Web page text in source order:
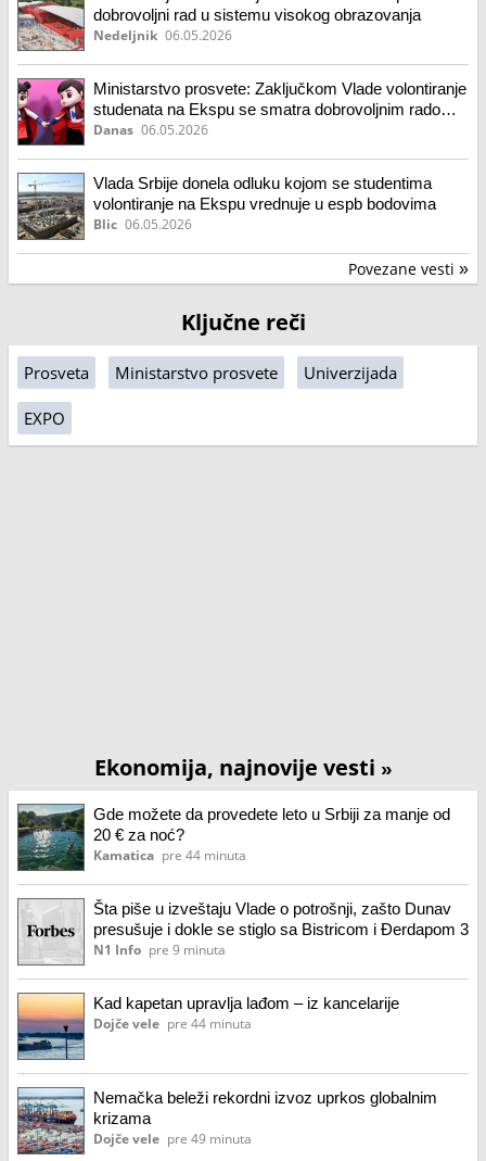
dobrovoljni rad u sistemu visokog obrazovanja
Nedeljnik 06.05.2026
Ministarstvo prosvete: Zaključkom Vlade volontiranje
studenata na Ekspu se smatra dobrovoljnim radom i
vrednuje se u sistemu obrazovanja
Danas 06.05.2026
Vlada Srbije donela odluku kojom se studentima
volontiranje na Ekspu vrednuje u espb bodovima
Blic 06.05.2026
Povezane vesti »
Ključne reči
Prosveta Ministarstvo prosvete Univerzijada
EXPO
Ekonomija, najnovije vesti »
Gde možete da provedete leto u Srbiji za manje od
20 € za noć?
Kamatica pre 44 minuta
Šta piše u izveštaju Vlade o potrošnji, zašto Dunav
presušuje i dokle se stiglo sa Bistricom i Đerdapom 3
N1 Info pre 9 minuta
Kad kapetan upravlja lađom – iz kancelarije
Dojče vele pre 44 minuta
Nemačka beleži rekordni izvoz uprkos globalnim
krizama
Dojče vele pre 49 minuta